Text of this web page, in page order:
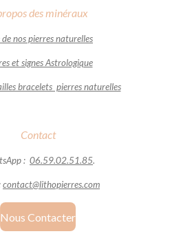
des minéraux
de nos pierres naturelles
et signes Astrologique
bracelets pierres naturelles
Contact
: 06.59.02.51.85.
contact@lithopierres.com
Nous Contacter